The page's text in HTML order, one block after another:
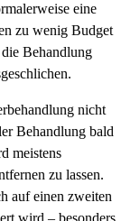
eine
zu wenig Budget
Behandlung
nicht
Behandlung bald
meistens
zu lassen.
auf einen zweiten
wird – besonders